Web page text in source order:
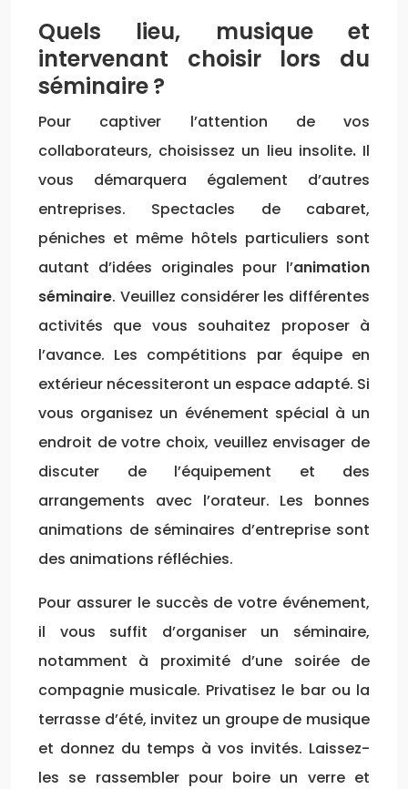
Quels lieu, musique et
intervenant choisir lors du
séminaire ?
Pour captiver l’attention de vos
collaborateurs, choisissez un lieu insolite. Il
vous démarquera également d’autres
entreprises. Spectacles de cabaret,
péniches et même hôtels particuliers sont
autant d’idées originales pour l’animation
séminaire. Veuillez considérer les différentes
activités que vous souhaitez proposer à
l’avance. Les compétitions par équipe en
extérieur nécessiteront un espace adapté. Si
vous organisez un événement spécial à un
endroit de votre choix, veuillez envisager de
discuter de l’équipement et des
arrangements avec l’orateur. Les bonnes
animations de séminaires d’entreprise sont
des animations réfléchies.
Pour assurer le succès de votre événement,
il vous suffit d’organiser un séminaire,
notamment à proximité d’une soirée de
compagnie musicale. Privatisez le bar ou la
terrasse d’été, invitez un groupe de musique
et donnez du temps à vos invités. Laissez-
les se rassembler pour boire un verre et